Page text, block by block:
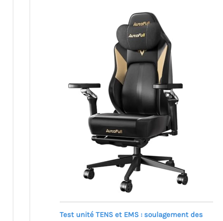
Test unité TENS et EMS : soulagement des